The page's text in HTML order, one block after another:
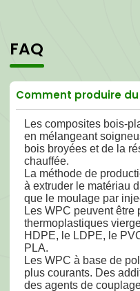
FAQ
Comment produire du
Les composites bois-
en mélangeant
bois broyées et de la
chauffée.
La méthode de
à extruder le matériau
que le moulage par
Les WPC peuvent être
thermoplastiques
HDPE, le LDPE, le
PLA.
Les WPC à base de
plus courants. Des
des agents de